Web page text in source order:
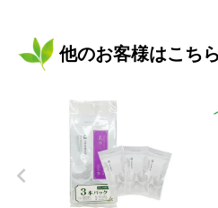
他のお客様はこち